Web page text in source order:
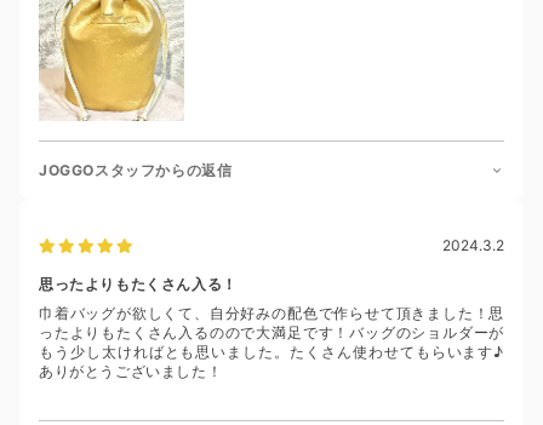
JOGGOスタッフからの返信
2024.3.2
思ったよりもたくさん入る！
巾着バッグが欲しくて、自分好みの配色で作らせて頂きました！思
ったよりもたくさん入るのので大満足です！バッグのショルダーが
もう少し太ければとも思いました。たくさん使わせてもらいます♪
ありがとうございました！